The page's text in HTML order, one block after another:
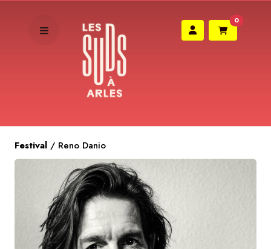
0
Festival / Reno Danio